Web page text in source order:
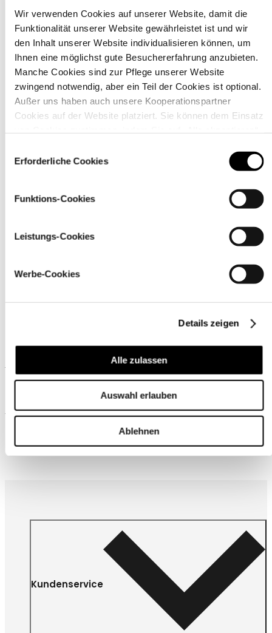
Wir verwenden Cookies auf unserer Website, damit die
Funktionalität unserer Website gewährleistet ist und wir
den Inhalt unserer Website individualisieren können, um
Ihnen eine möglichst gute Besuchererfahrung anzubieten.
Manche Cookies sind zur Pflege unserer Website
zwingend notwendig, aber ein Teil der Cookies ist optional.
Außer uns haben auch unsere Kooperationspartner
Cookies auf der Website platziert. Sie können dem Einsatz
über den Link „Cookie-Einstellungen
Erforderliche Cookies
Funktions-Cookies
Leistungs-Cookies
Werbe-Cookies
Details zeigen
Alle zulassen
Auswahl erlauben
Ablehnen
Material
Pflegehinweise
Ähnliche Produkte
Wird oft zusammen gekauft
Kundenservice